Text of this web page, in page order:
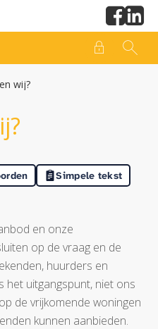
wij?
Simpele tekst
en onze
op de vraag en de
huurders en
het uitgangspunt, niet ons
de vrijkomende woningen
kunnen aanbieden.